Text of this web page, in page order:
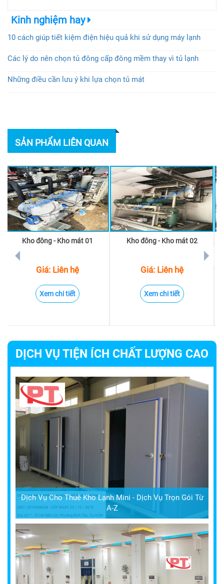
Kinh nghiệm hay
10 cách giúp tiết kiệm điện hiệu quả khi sử dụng máy lạnh
Các lý do nên chọn tủ đông cấp đông mềm thay vì tủ lạnh
Những điều cần lưu ý khi lựa chọn tủ mát
SẢN PHẨM LIÊN QUAN
Kho đông - Kho mát 01
Giá: Liên hệ
Xem chi tiết
Kho đông - Kho mát 02
Giá: Liên hệ
Xem chi tiết
prev next
DỊCH VỤ TIỆN ÍCH CHẤT LƯỢNG CAO
Dịch Vụ Cho Thuê Kho Lạnh Mini - Dịch Vụ Trọn Gói Từ
A-Z